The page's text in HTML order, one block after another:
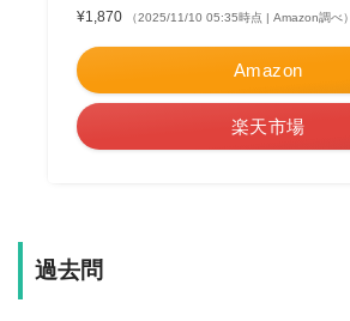
¥1,870
（2025/11/10 05:35時点 | Amazon調べ）
Amazon
楽天市場
過去問